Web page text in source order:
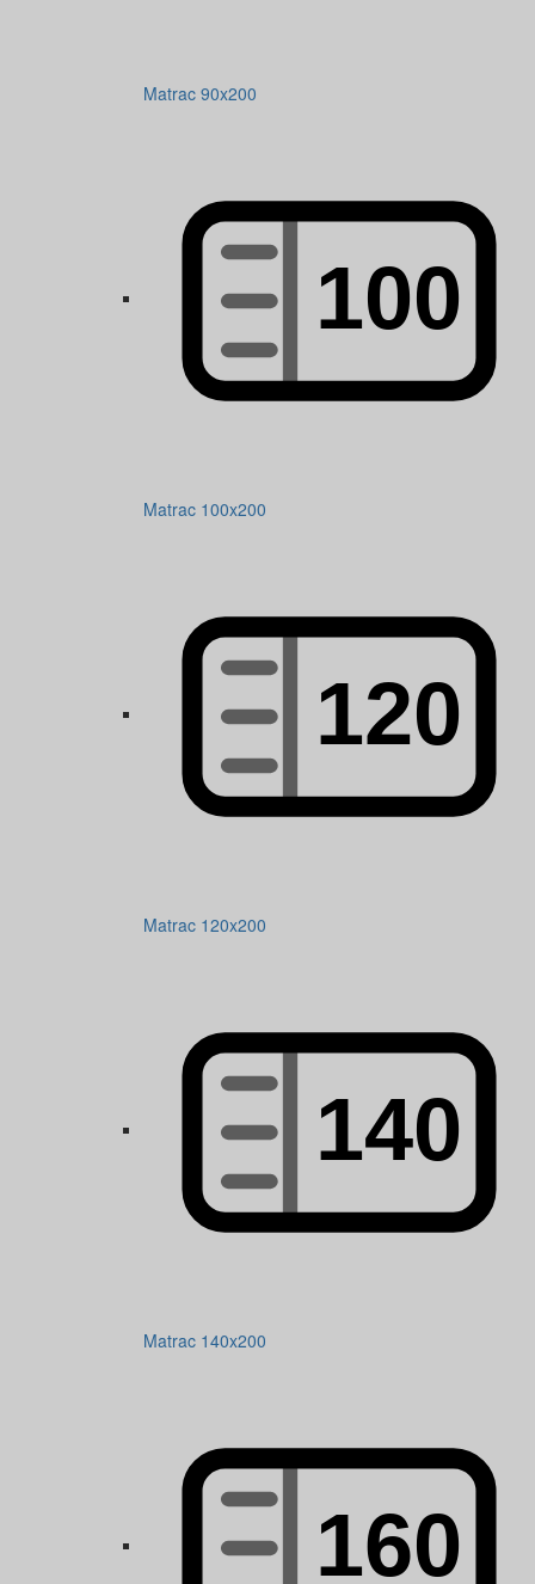
Matrac 90x200
Matrac 100x200
Matrac 120x200
Matrac 140x200